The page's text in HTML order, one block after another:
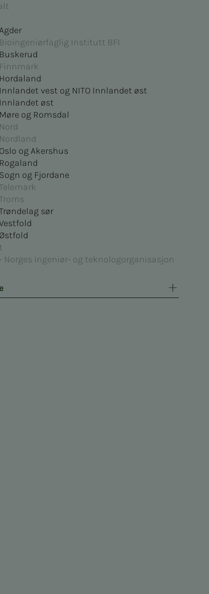
Bioingeniørfaglig Institutt BFI
Finnmark
Innlandet vest og NITO Innlandet øst
Innlandet øst
og Romsdal
og Akershus
og Fjordane
sør
Østfold
- Norges ingeniør- og teknologorganisasjon